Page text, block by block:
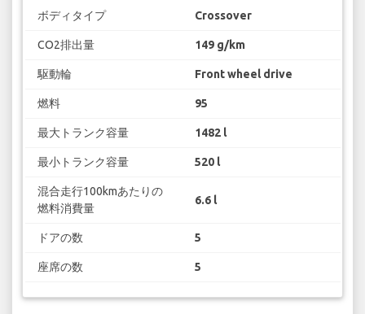
ボディタイプ Crossover
CO2排出量 149 g/km
駆動輪 Front wheel drive
燃料 95
最大トランク容量 1482 l
最小トランク容量 520 l
混合走行100kmあたりの
燃料消費量
6.6 l
ドアの数 5
座席の数 5